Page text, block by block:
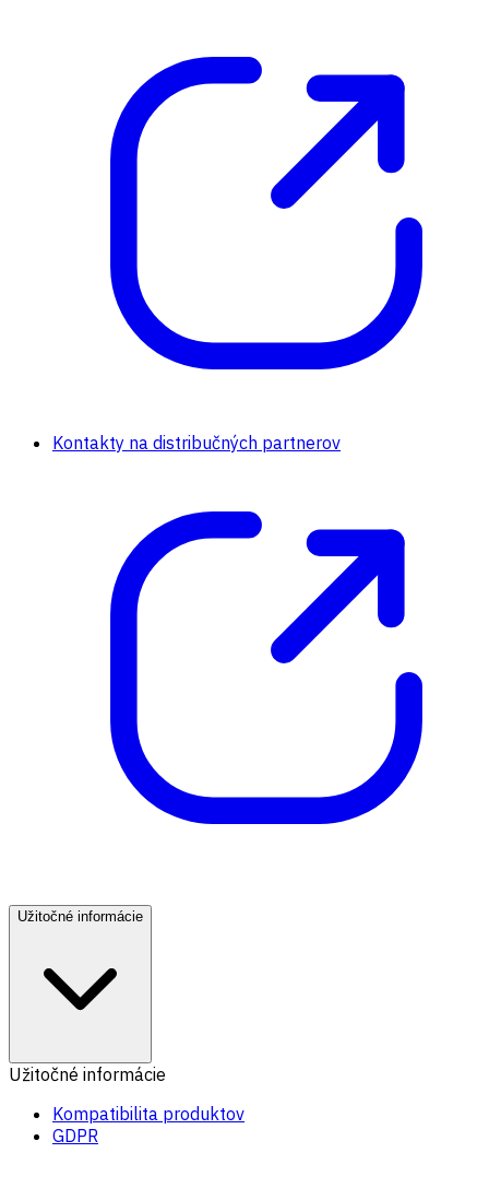
Kontakty na distribučných partnerov
Užitočné informácie
Užitočné informácie
Kompatibilita produktov
GDPR